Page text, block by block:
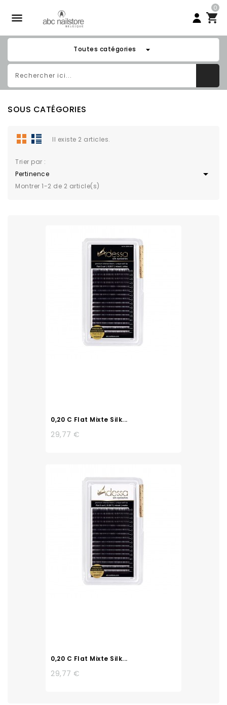

0
Toutes catégories arrow_drop_down
SOUS CATÉGORIES
Il existe 2 articles.
Trier par :
Pertinence

Montrer 1-2 de 2 article(s)
0,20 C Flat Mixte Silk...
29,77 €
0,20 C Flat Mixte Silk...
29,77 €